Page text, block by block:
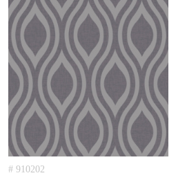
# 910202